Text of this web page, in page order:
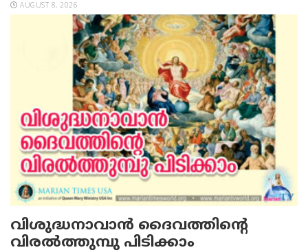
AUGUST 8, 2026
വിശുദ്ധനാവാന്‍ ദൈവത്തിന്റെ
വിരല്‍ത്തുമ്പു പിടിക്കാം